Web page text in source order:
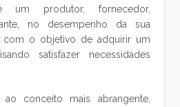
um produtor, fornecedor,
no desempenho da sua
com o objetivo de adquirir um
satisfazer necessidades
conceito mais abrangente,